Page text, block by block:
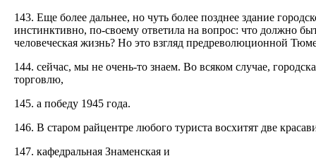
143. Еще более дальнее, но чуть более позднее здание
инстинктивно, по-своему ответила на вопрос: что должно
человеческая жизнь? Но это взгляд предреволюционной
144. сейчас, мы не очень-то знаем. Во всяком случае,
торговлю,
145. а победу 1945 года.
146. В старом райцентре любого туриста восхитят две
147. кафедральная Знаменская и